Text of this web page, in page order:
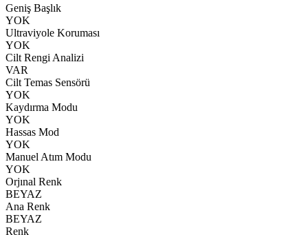
Geniş Başlık
YOK
Ultraviyole Koruması
YOK
Cilt Rengi Analizi
VAR
Cilt Temas Sensörü
YOK
Kaydırma Modu
YOK
Hassas Mod
YOK
Manuel Atım Modu
YOK
Orjınal Renk
BEYAZ
Ana Renk
BEYAZ
Renk